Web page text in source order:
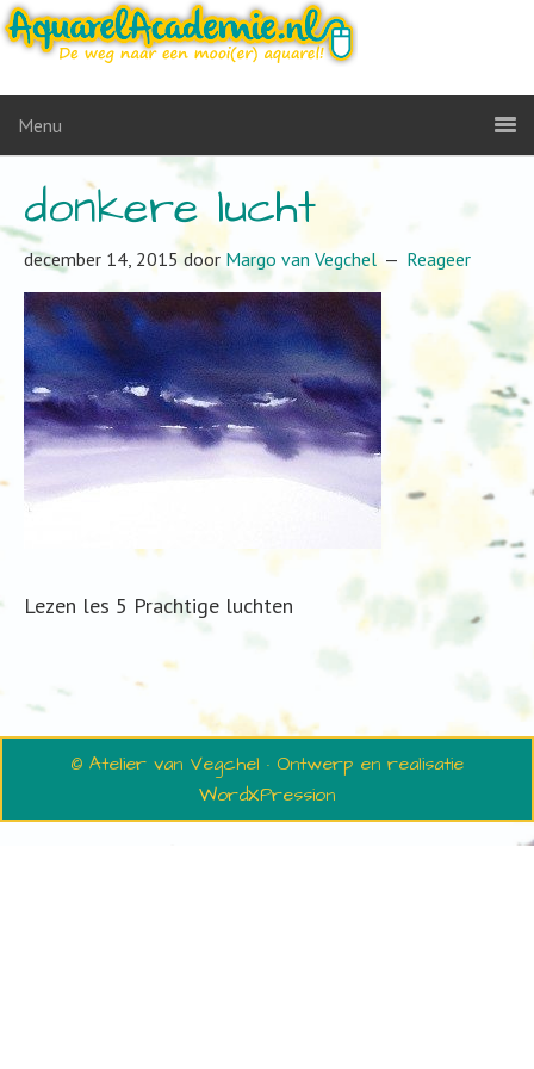
Menu
donkere lucht
december 14, 2015 door Margo van Vegchel Reageer
Lezen les 5 Prachtige luchten
© Atelier van Vegchel · Ontwerp en realisatie
WordXPression